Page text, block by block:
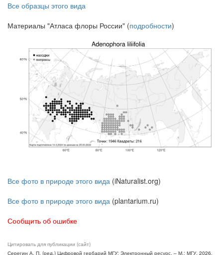
Все образцы этого вида
Материалы "Атласа флоры России" (подробности)
Все фото в природе этого вида (iNaturalist.org)
Все фото в природе этого вида (plantarium.ru)
Сообщить об ошибке
Цитировать для публикации (сайт)
Серегин А. П. (ред.) Цифровой гербарий МГУ: Электронный ресурс. – М.: МГУ, 2026.